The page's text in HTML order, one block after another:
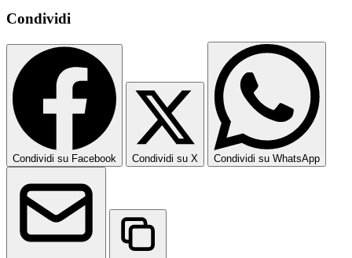
Condividi
Condividi su Facebook Condividi su X Condividi su WhatsApp